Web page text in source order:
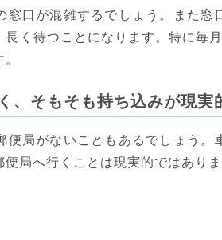
窓口が混雑するでしょう。また窓
く待つことになります。特に毎
、そもそも持ち込みが現実
便局がないこともあるでしょう。
局へ行くことは現実的ではありま